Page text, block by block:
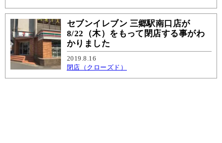
セブンイレブン 三郷駅南口店が
8/22（木）をもって閉店する事がわ
かりました
2019.8.16
閉店（クローズド）